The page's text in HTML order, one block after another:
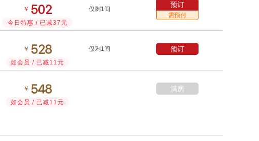
￥ 
今日特惠 / 已减37元
仅剩1间
预订
需预付
￥ 
如会员 / 已减11元
仅剩1间 预订
￥ 
如会员 / 已减11元
满房